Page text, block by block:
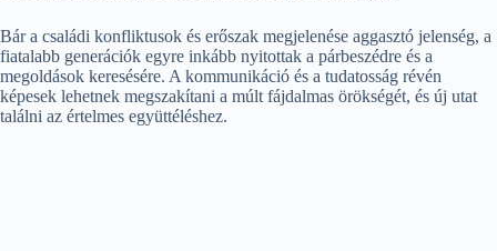
Bár a családi konfliktusok és erőszak megjelenése aggasztó jelenség, a
fiatalabb generációk egyre inkább nyitottak a párbeszédre és a
megoldások keresésére. A kommunikáció és a tudatosság révén
képesek lehetnek megszakítani a múlt fájdalmas örökségét, és új utat
találni az értelmes együttéléshez.